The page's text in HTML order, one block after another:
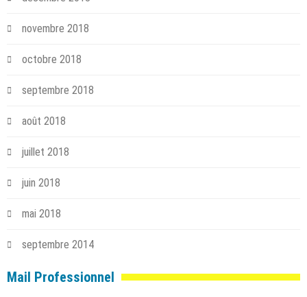
novembre 2018
octobre 2018
septembre 2018
août 2018
juillet 2018
juin 2018
mai 2018
septembre 2014
Mail Professionnel